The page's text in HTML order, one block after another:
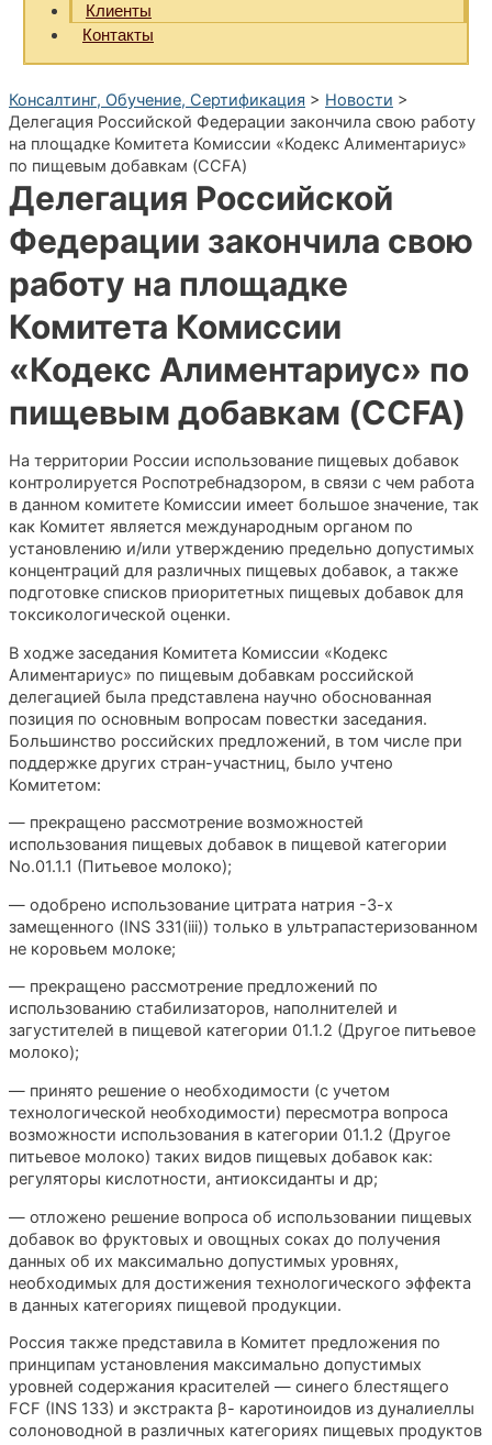
Клиенты
Контакты
Консалтинг, Обучение, Сертификация > Новости >
Делегация Российской Федерации закончила свою работу
на площадке Комитета Комиссии «Кодекс Алиментариус»
по пищевым добавкам (CCFA)
Делегация Российской
Федерации закончила свою
работу на площадке
Комитета Комиссии
«Кодекс Алиментариус» по
пищевым добавкам (CCFA)
На территории России использование пищевых добавок
контролируется Роспотребнадзором, в связи с чем работа
в данном комитете Комиссии имеет большое значение, так
как Комитет является международным органом по
установлению и/или утверждению предельно допустимых
концентраций для различных пищевых добавок, а также
подготовке списков приоритетных пищевых добавок для
токсикологической оценки.
В ходже заседания Комитета Комиссии «Кодекс
Алиментариус» по пищевым добавкам российской
делегацией была представлена научно обоснованная
позиция по основным вопросам повестки заседания.
Большинство российских предложений, в том числе при
поддержке других стран-участниц, было учтено
Комитетом:
— прекращено рассмотрение возможностей
использования пищевых добавок в пищевой категории
No.01.1.1 (Питьевое молоко);
— одобрено использование цитрата натрия -3-х
замещенного (INS 331(iii)) только в ультрапастеризованном
не коровьем молоке;
— прекращено рассмотрение предложений по
использованию стабилизаторов, наполнителей и
загустителей в пищевой категории 01.1.2 (Другое питьевое
молоко);
— принято решение о необходимости (с учетом
технологической необходимости) пересмотра вопроса
возможности использования в категории 01.1.2 (Другое
питьевое молоко) таких видов пищевых добавок как:
регуляторы кислотности, антиоксиданты и др;
— отложено решение вопроса об использовании пищевых
добавок во фруктовых и овощных соках до получения
данных об их максимально допустимых уровнях,
необходимых для достижения технологического эффекта
в данных категориях пищевой продукции.
Россия также представила в Комитет предложения по
принципам установления максимально допустимых
уровней содержания красителей — синего блестящего
FCF (INS 133) и экстракта β- каротиноидов из дуналиеллы
солоноводной в различных категориях пищевых продуктов